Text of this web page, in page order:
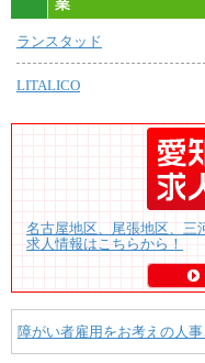
業
ランスタッド
LITALICO
名古屋地区、尾張地区、三
求人情報はこちらから！
障がい者雇用をお考えの人